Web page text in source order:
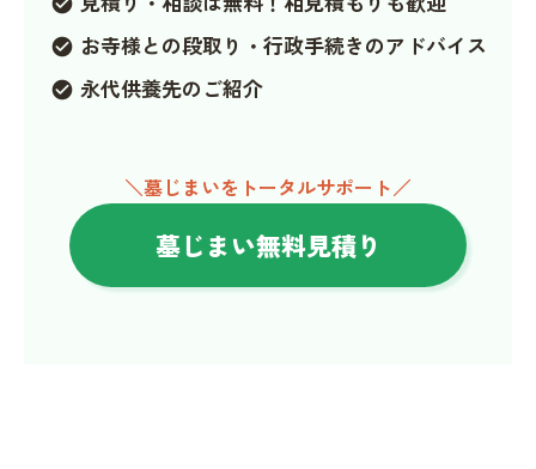
check_circle お寺様との段取り・行政手続きのアドバイス
check_circle 永代供養先のご紹介
＼墓じまいをトータルサポート／
墓じまい無料見積り